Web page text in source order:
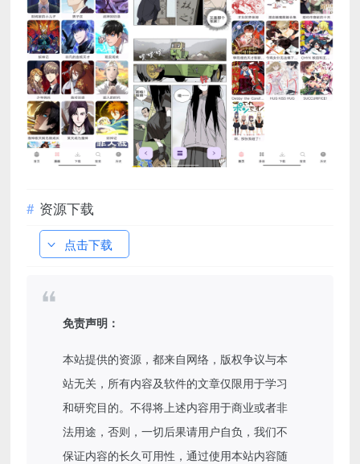
资源下载
点击下载
免责声明：
本站提供的资源，都来自网络，版权争议与本
站无关，所有内容及软件的文章仅限用于学习
和研究目的。不得将上述内容用于商业或者非
法用途，否则，一切后果请用户自负，我们不
保证内容的长久可用性，通过使用本站内容随